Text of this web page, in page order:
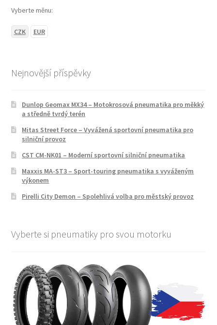
Vyberte měnu:
CZK EUR
Nejnovější příspěvky
Dunlop Geomax MX34 – Motokrosová pneumatika pro měkký
a středně tvrdý terén
Mitas Street Force – Vyvážená sportovní pneumatika pro
silniční provoz
CST CM-NK01 – Moderní sportovní silniční pneumatika
Maxxis MA-ST3 – Sport-touring pneumatika s vyváženým
výkonem
Pirelli City Demon – Spolehlivá volba pro městský provoz
Vyberte si pneumatiky pro svou motorku